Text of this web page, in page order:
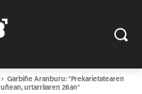
Garbiñe Aranburu: "Prekarietatearen
urtarrilaren 26an"